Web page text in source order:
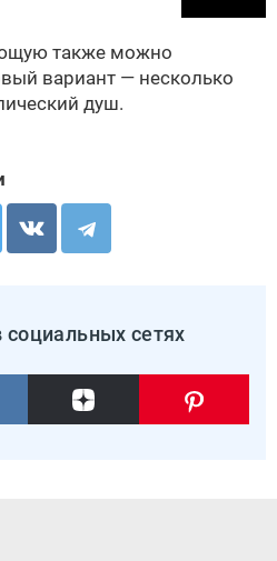
также можно
вариант — несколько
душ.
социальных сетях